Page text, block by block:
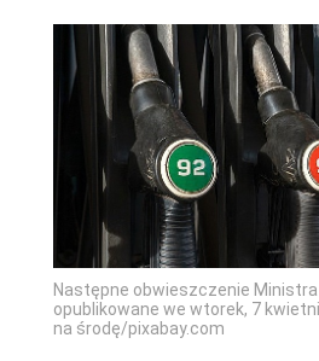
Następne obwieszczenie
opublikowane we wtorek, 7
na środę/pixabay.com